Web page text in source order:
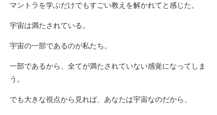
マントラを学ぶだけでもすごい教えを解かれてと感じた。
宇宙は満たされている。
宇宙の一部であるのが私たち。
一部であるから、全てが満たされていない感覚になってしま
う。
でも大きな視点から見れば、あなたは宇宙なのだから、